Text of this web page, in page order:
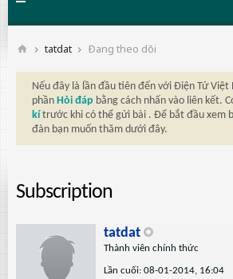
tatdat Ðang theo dõi
Nếu đây là lần đầu tiên đến với Điện Tử Việt
phần Hỏi đáp bằng cách nhấn vào liên kết.
kí trước khi có thể gửi bài . Để bắt đầu xem
đàn bạn muốn thăm dưới đây.
Subscription
tatdat
Thành viên chính thức
Lần cuối: 08-01-2014, 16:04